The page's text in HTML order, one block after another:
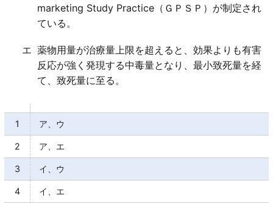
marketing Study Practice（ＧＰＳＰ）が制定され
ている。
エ 薬物用量が治療量上限を超えると、効果よりも有害
反応が強く発現する中毒量となり、最小致死量を経
て、致死量に至る。
1 ア、ウ
2 ア、エ
3 イ、ウ
4 イ、エ